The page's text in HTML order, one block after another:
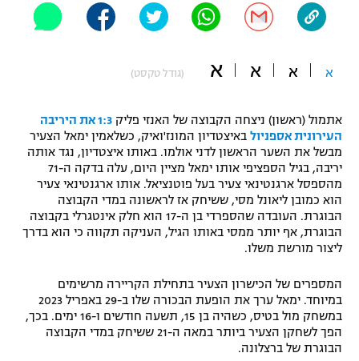
"מחצית בשכונה" – פודקאסט
משתתפים וזוכים בפרסים
תקנון משתתפים וזוכים בפרסים
תקנון עבור פעילות אלקטרה
תקנון עבור פעילות ספורט 1 – "מרלן"
טניס
גיימינג E-Sports
תנאי שימוש
מדיניות פרטיות
תקנון פעילות ספורט 1
אופניים
ספורט מוטורי
פוטבול אמריקאי NFL
בייסבול MLB
גיימינג E-Sports
א א א א (גודל טקסט)
אתמול (ראשון) ניצחה הקבוצה של האנזי פליק
1:3 את היריבה
העירונית אספניול באיצטדיון המונז'ואיק, כשלאמין ימאל הצעיר
מבשל את השער הראשון לדני אולמו. באותו איצטדיון, נגד אותה
יריבה, בגיל הספציפי אותו ימאל מציין היום, עלה בדקה ה-71
מהספסל ארגנטינאי צעיר בעל פוטנציאל. אותו ארגנטינאי צעיר
הוא כמובן ליאונל מסי, ששיחק אז לראשונה במדי הקבוצה
הבוגרת. העובדה שהספרדי בן ה-17 הוא חלק אינטגרלי בקבוצה
הבוגרת, אף יותר ממסי באותו הגיל, העניקה תקווה כי הוא בדרך
ליצור מורשת משלו.
המספרים של הכישרון הצעיר בתחילת הקריירה מרשימים
במיוחד. ימאל ערך את הופעת הבכורה שלו ב-29 באפריל 2023
במשחק מול בטיס, כשהיה בן 15, תשעה חודשים ו-16 ימים. בכך,
הפך לשחקן הצעיר ביותר במאה ה-21 ששיחק במדי הקבוצה
הבוגרת של ברצלונה.